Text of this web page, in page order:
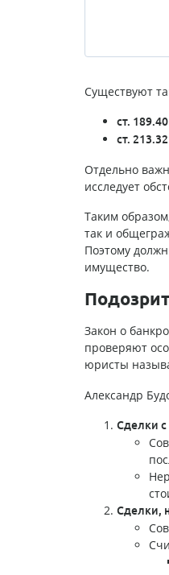
Существуют
ст. 189.40
ст. 213.32
Отдельно
исследует
Таким
так и
Поэтому
имущество.
Закон о
проверяют
юристы
Александр
Сделки
Сделки,